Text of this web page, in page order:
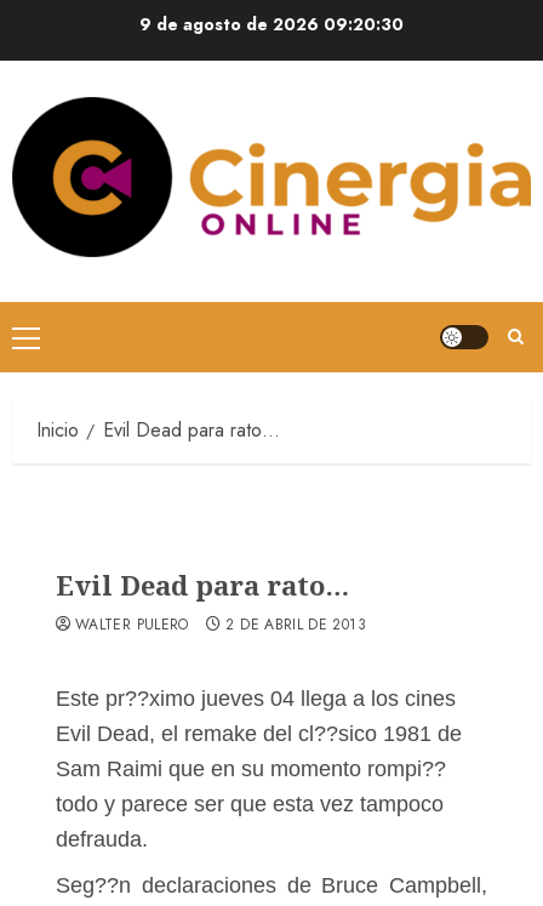
9 de agosto de 2026 09:20:30
Inicio Evil Dead para rato…
Evil Dead para rato…
WALTER PULERO 2 DE ABRIL DE 2013
Este pr??ximo jueves 04 llega a los cines
Evil Dead, el remake del cl??sico 1981 de
Sam Raimi que en su momento rompi??
todo y parece ser que esta vez tampoco
defrauda.
Seg??n declaraciones de Bruce Campbell,